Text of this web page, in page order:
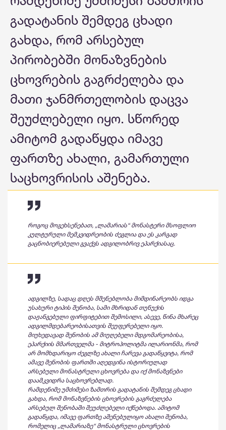
გადატანის შემდეგ ცხადი
გახდა, რომ არსებულ
პირობებში მონაზვნების
ცხოვრების გაგრძელება და
მათი ჯანმრთელობის დაცვა
შეუძლებელი იყო. სწორედ
ამიტომ გადაწყდა იმავე
ფართზე ახალი, გამართული
საცხოვრისის აშენება.
როგოც მოგეხსენებათ, „ლამარიას“ მონასტერი მსოფლიო
კულტურული მემკვიდრეობის ძეგლია და ეს კარგად
გაცნობიერებული გვაქვს ადგილობრივ ეპარქიასაც.
ადგილზე, სადაც დღეს მშენებლობა მიმდინარეობს იდგა
უსახური ტიპის შენობა, სამი მხრიდან თუნუქის
დაჟანგებული ფირფიტებით შემოსილი, ასევე, წინა მხარეც
ადგილმდებარეობისათვის შეუფერებელი იყო.
მიუხედავად შენობის ამ მიუღებელი მდგომარეობისა,
ეპარქიის მმართველმა - მიტროპოლიტმა ილარიონმა, რომ
არ მომხდარიყო ძეგლზე ახალი ჩარევა გადაწყვიტა, რომ
ამავე შენობის ფართში აღედგინა ისტორიულად
არსებული მონასტრული ცხოვრება და იქ მონაზვნები
დაამკვიდრა საცხოვრებლად.
რამდენიმე უმძიმესი ზამთრის გადატანის შემდეგ ცხადი
გახდა, რომ მონაზვნების ცხოვრების გაგრძელება
არსებულ შენობაში შეუძლებელი იქნებოდა. ამიტომ
გადაწყდა, იმავე ფართზე აშენებულიყო ახალი შენობა,
რომელიც „ლამარიაზე“ მონასტრული ცხოვრების